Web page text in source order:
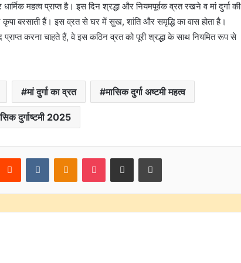
महत्व प्राप्त है। इस दिन श्रद्धा और नियमपूर्वक व्रत रखने व मां दुर्गा की
बरसाती हैं। इस व्रत से घर में सुख, शांति और समृद्धि का वास होता है।
प्राप्त करना चाहते हैं, वे इस कठिन व्रत को पूरी श्रद्धा के साथ नियमित रूप से
मां दुर्गा का व्रत मासिक दुर्गा अष्टमी महत्व
दुर्गाष्टमी 2025
Reddit VKontakteOdnoklassniki
Pocket Share via Email Print